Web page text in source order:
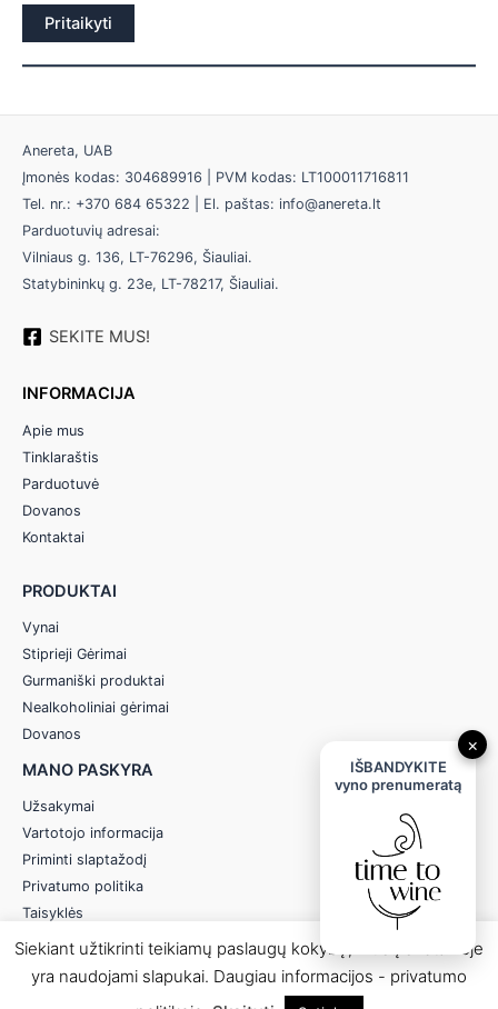
Pritaikyti
Anereta, UAB
Įmonės kodas: 304689916 | PVM kodas: LT100011716811
Tel. nr.: +370 684 65322 | El. paštas: info@anereta.lt
Parduotuvių adresai:
Vilniaus g. 136, LT-76296, Šiauliai.
Statybininkų g. 23e, LT-78217, Šiauliai.
SEKITE MUS!
INFORMACIJA
Apie mus
Tinklaraštis
Parduotuvė
Dovanos
Kontaktai
PRODUKTAI
Vynai
Stiprieji Gėrimai
Gurmaniški produktai
Nealkoholiniai gėrimai
Dovanos
MANO PASKYRA
Užsakymai
Vartotojo informacija
Priminti slaptažodį
Privatumo politika
Taisyklės
© 2026 Anereta - Skonio Namai
Siekiant užtikrinti teikiamų paslaugų kokybę, mūsų svetainėje
yra naudojami slapukai. Daugiau informacijos - privatumo
×
IŠBANDYKITE
vyno prenumeratą